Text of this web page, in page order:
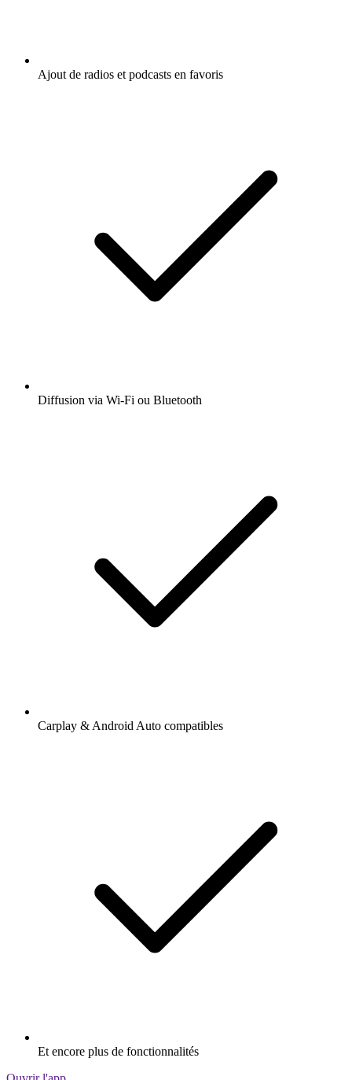
Ajout de radios et podcasts en favoris
Diffusion via Wi-Fi ou Bluetooth
Carplay & Android Auto compatibles
Et encore plus de fonctionnalités